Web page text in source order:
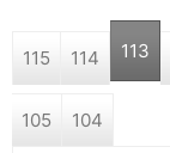
學a
r
115 114 113
105 104